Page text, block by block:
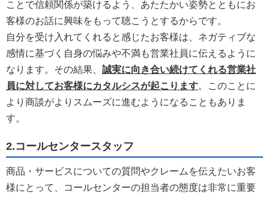
ことで信頼関係が築けるよう、あたたかい姿勢とともにお
客様のお話に興味をもって聴こうとするからです。
自分を受け入れてくれると感じたお客様は、ネガティブな
感情に基づく自身の悩みや不満も営業社員に伝えるように
なります。その結果、 誠実に向き合い続けてくれる営業社
員に対してお客様にカタルシスが起こります。このことに
より商談がよりスムーズに進むようになることもありま
す。
2.コールセンタースタッフ
商品・サービスについての質問やクレームを伝えたいお客
様にとって、コールセンターの担当者の態度は非常に重要